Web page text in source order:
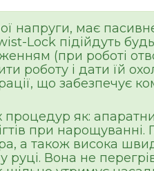
напруги, має
Lock підійдуть
(при роботі
роботу і дати їй
що забезпечує
як:
при нарощуванні.
а також висока
руці. Вона не